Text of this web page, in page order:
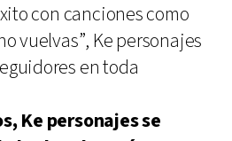
con canciones como
vuelvas”, Ke personajes
en toda
Ke personajes se